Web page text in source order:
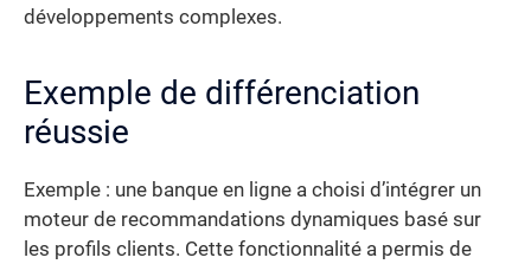
développements complexes.
Exemple de différenciation
réussie
Exemple : une banque en ligne a choisi d’intégrer un
moteur de recommandations dynamiques basé sur
les profils clients. Cette fonctionnalité a permis de